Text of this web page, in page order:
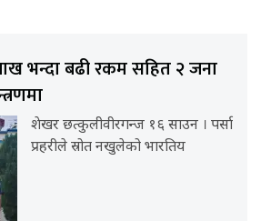
भन्दा बढी रकम सहित २ जना
शेखर छत्कुलीवीरगन्ज १६ साउन । पर्सा
प्रहरीले स्रोत नखुलेको भारतिय